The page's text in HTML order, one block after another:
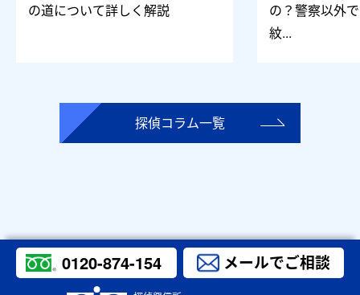
の道について詳しく解説
の？警察以外
紋...
探偵コラム一覧
0120-874-154 メールでご相談